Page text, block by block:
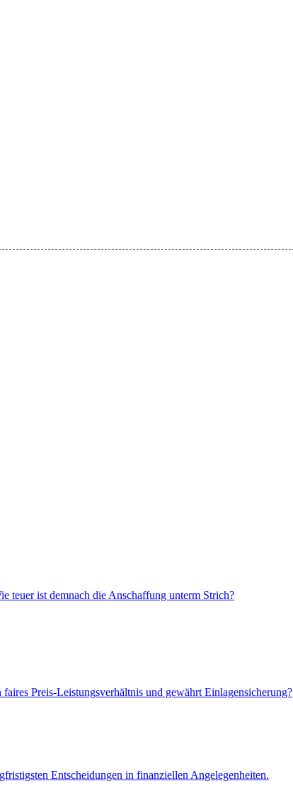
teuer ist demnach die Anschaffung unterm Strich?
Preis-Leistungsverhältnis und gewährt Einlagensicherung?
Entscheidungen in finanziellen Angelegenheiten.